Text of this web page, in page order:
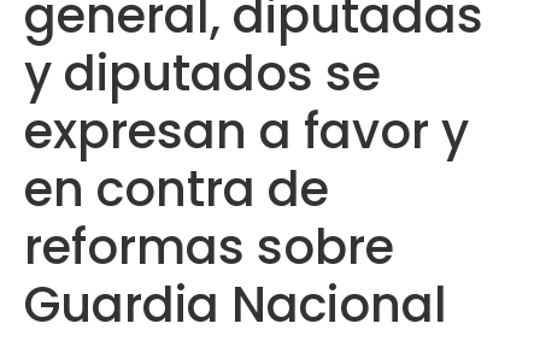
general, diputadas
y diputados se
expresan a favor y
en contra de
reformas sobre
Guardia Nacional